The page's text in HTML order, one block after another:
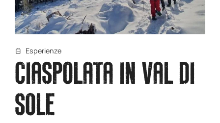
Esperienze
CIASPOLATA IN VAL DI
SOLE